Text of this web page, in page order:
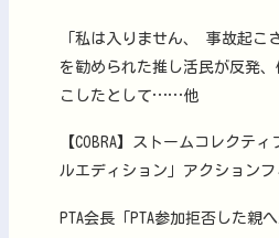
「私は入りません、 事故起こ
を勧められた推し活民が反発
こしたとして……他
【COBRA】ストームコレクテ
ルエディション」アクション
PTA会長「PTA参加拒否した親